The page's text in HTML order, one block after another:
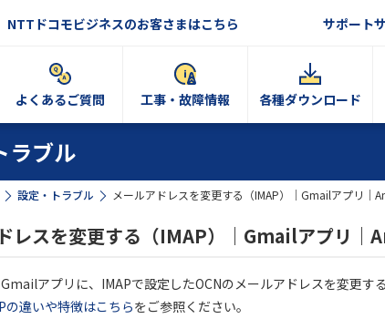
NTTドコモビジネスのお客さまはこちら サポート
よくあるご質問 工事・故障情報 各種ダウンロード
ラブル
設定・トラブル メールアドレスを変更する（IMAP）｜Gmailアプリ｜
レスを変更する（IMAP）｜Gmailアプリ
アプリに、IMAPで設定したOCNのメールアドレスを変更す
の違いや特徴はこちらをご参照ください。